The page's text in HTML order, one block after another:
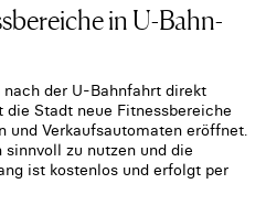
in U-Bahn-
nach der U-Bahnfahrt direkt
Stadt neue Fitnessbereiche
Verkaufsautomaten eröffnet.
zu nutzen und die
ist kostenlos und erfolgt per